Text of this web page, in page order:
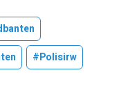
#polisirw